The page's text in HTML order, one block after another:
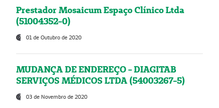
Prestador Mosaicum Espaço Clínico Ltda
(51004352-0)
01 de Outubro de 2020
MUDANÇA DE ENDEREÇO - DIAGITAB
SERVIÇOS MÉDICOS LTDA (54003267-5)
03 de Novembro de 2020